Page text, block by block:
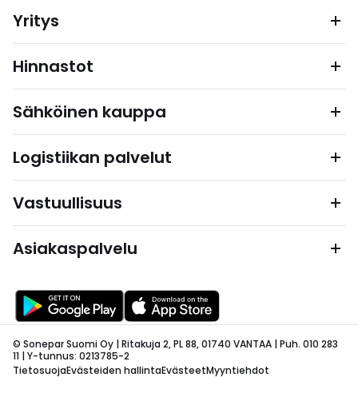
Yritys
Hinnastot
Sähköinen kauppa
Logistiikan palvelut
Vastuullisuus
Asiakaspalvelu
© Sonepar Suomi Oy | Ritakuja 2, PL 88, 01740 VANTAA | Puh. 010 283
11 | Y-tunnus: 0213785-2
TietosuojaEvästeiden hallintaEvästeetMyyntiehdot